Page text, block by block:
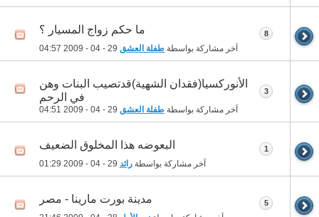
ما حكم زواج المسيار ؟
آخر مشاركة بواسطة طفلة العشق 04:57
8
الأنوركسيا(فقدان الشهية)قدتصيب البنات وهن
في الرحم
آخر مشاركة بواسطة طفلة العشق 04:51
3
البعوضه هذا المخلوق الضعيف
آخر مشاركة بواسطة رائد 01:29
1
مدينة بورت مارينا - مصر 5